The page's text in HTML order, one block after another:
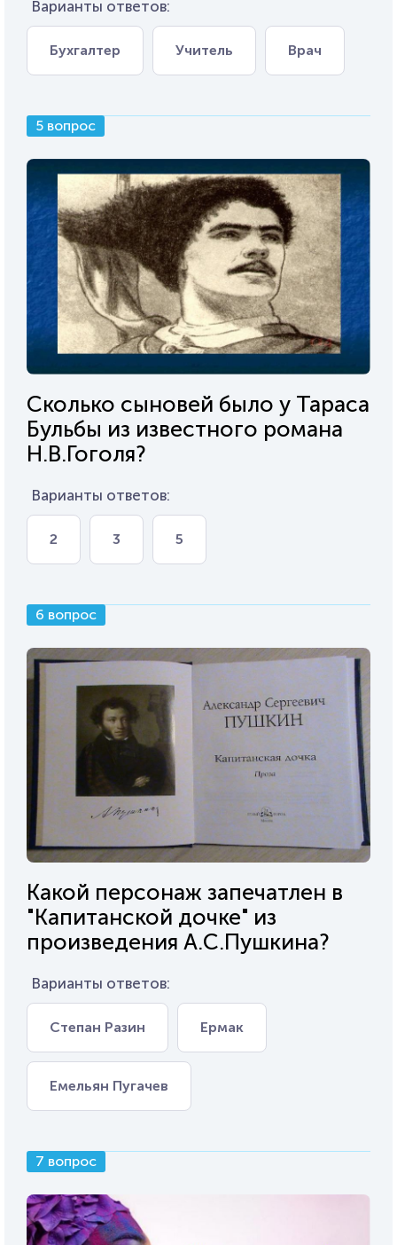
Варианты ответов:
Бухгалтер Учитель Врач
5 вопрос
Сколько сыновей было у Тараса
Бульбы из известного романа
Н.В.Гоголя?
Варианты ответов:
2 3 5
6 вопрос
Какой персонаж запечатлен в
"Капитанской дочке" из
произведения А.С.Пушкина?
Варианты ответов:
Степан Разин Ермак
Емельян Пугачев
7 вопрос